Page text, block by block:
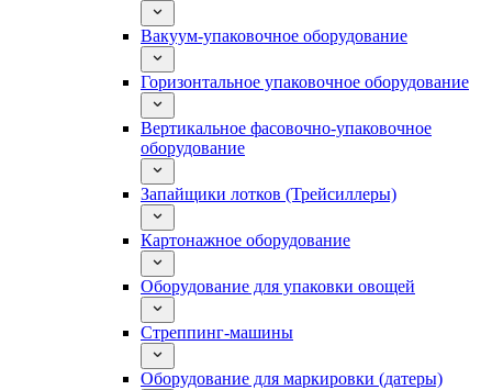
Вакуум-упаковочное оборудование
Горизонтальное упаковочное оборудование
Вертикальное фасовочно-упаковочное
оборудование
Запайщики лотков (Трейсиллеры)
Картонажное оборудование
Оборудование для упаковки овощей
Стреппинг-машины
Оборудование для маркировки (датеры)